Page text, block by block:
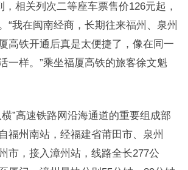
，相关列次二等座车票售价126元起，
“我在闽南经商，长期往来福州、泉州
高铁开通后真是太便捷了，像在同一
一样。”乘坐福厦高铁的旅客徐文魁
”高速铁路网沿海通道的重要组成部
福州南站，经福建省莆田市、泉州
市，接入漳州站，线路全长277公